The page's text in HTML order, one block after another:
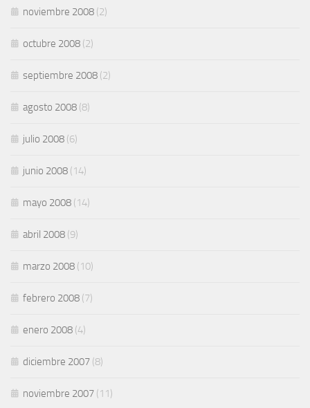
noviembre 2008 (2)
octubre 2008 (2)
septiembre 2008 (2)
agosto 2008 (8)
julio 2008 (6)
junio 2008 (14)
mayo 2008 (14)
abril 2008 (9)
marzo 2008 (10)
febrero 2008 (7)
enero 2008 (4)
diciembre 2007 (8)
noviembre 2007 (11)